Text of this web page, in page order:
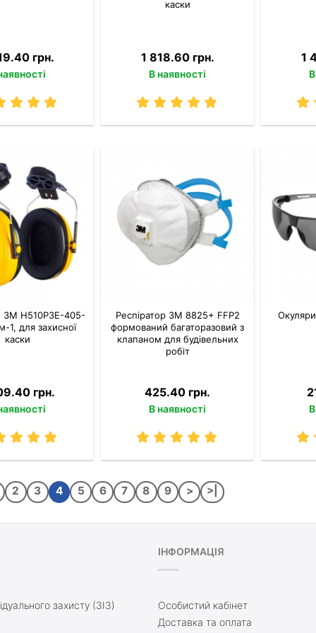
грн.
каски
1 818.60 грн.
В наявності
1
H510P3E-405-
1, для захисної
каски
грн.
Респіратор 3M 8825+ FFP2
формований багаторазовий з
клапаном для будівельних
робіт
425.40 грн.
В наявності
Окуляри
2 3 4 5 6 7 8 9 > >|
захисту (ЗІЗ)
ІНФОРМАЦІЯ
Особистий кабінет
Доставка та оплата